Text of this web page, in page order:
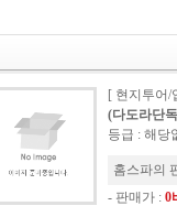
[ 현지투어/
(다도라단
등급 : 해당
홈스파의
- 판매가 : 0